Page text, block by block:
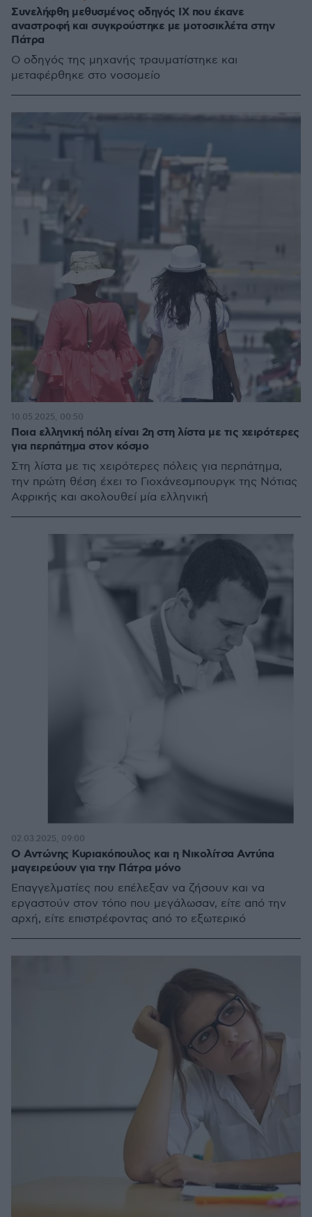
Συνελήφθη μεθυσμένος οδηγός ΙΧ που έκανε
αναστροφή και συγκρούστηκε με μοτοσικλέτα στην
Πάτρα
Ο οδηγός της μηχανής τραυματίστηκε και
μεταφέρθηκε στο νοσομείο
Ποια ελληνική πόλη είναι 2η στη λίστα με τις χειρότερες
για περπάτημα στον κόσμο
Στη λίστα με τις χειρότερες πόλεις για περπάτημα,
την πρώτη θέση έχει το Γιοχάνεσμπουργκ της Νότιας
Αφρικής και ακολουθεί μία ελληνική
10.05.2025, 00:50
Ο Αντώνης Κυριακόπουλος και η Νικολίτσα Αντύπα
μαγειρεύουν για την Πάτρα μόνο
Επαγγελματίες που επέλεξαν να ζήσουν και να
εργαστούν στον τόπο που μεγάλωσαν, είτε από την
αρχή, είτε επιστρέφοντας από το εξωτερικό
02.03.2025, 09:00